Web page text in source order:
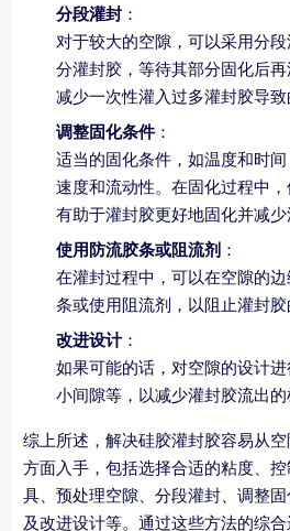
分段灌封 ：
对于较大的空隙，可以采用分
分灌封胶，等待其部分固化后
减少一次性灌入过多灌封胶导致
调整固化条件：
适当的固化条件，如温度和时
速度和流动性。在固化过程中，
有助于灌封胶更好地固化并减少
使用防流胶条或阻流剂 ：
在灌封过程中，可以在空隙的
条或使用阻流剂，以阻止灌封胶
改进设计：
如果可能的话，对空隙的设计
小间隙等，以减少灌封胶流出的
综上所述，解决硅胶灌封胶容易从
方面入手，包括选择合适的粘度、
具、预处理空隙、分段灌封、调整
及改进设计等。通过这些方法的综